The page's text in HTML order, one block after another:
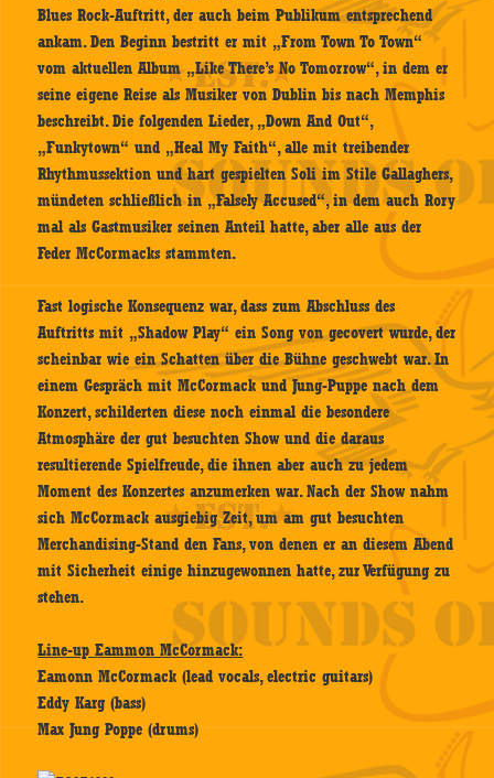
Blues Rock-Auftritt, der auch beim Publikum entsprechend
ankam. Den Beginn bestritt er mit „From Town To Town“
vom aktuellen Album „Like There’s No Tomorrow“, in dem er
seine eigene Reise als Musiker von Dublin bis nach Memphis
beschreibt. Die folgenden Lieder, „Down And Out“,
„Funkytown“ und „Heal My Faith“, alle mit treibender
Rhythmussektion und hart gespielten Soli im Stile Gallaghers,
mündeten schließlich in „Falsely Accused“, in dem auch Rory
mal als Gastmusiker seinen Anteil hatte, aber alle aus der
Feder McCormacks stammten.
Fast logische Konsequenz war, dass zum Abschluss des
Auftritts mit „Shadow Play“ ein Song von gecovert wurde, der
scheinbar wie ein Schatten über die Bühne geschwebt war. In
einem Gespräch mit McCormack und Jung-Puppe nach dem
Konzert, schilderten diese noch einmal die besondere
Atmosphäre der gut besuchten Show und die daraus
resultierende Spielfreude, die ihnen aber auch zu jedem
Moment des Konzertes anzumerken war. Nach der Show nahm
sich McCormack ausgiebig Zeit, um am gut besuchten
Merchandising-Stand den Fans, von denen er an diesem Abend
mit Sicherheit einige hinzugewonnen hatte, zur Verfügung zu
stehen.
Line-up Eammon McCormack:
Eamonn McCormack (lead vocals, electric guitars)
Eddy Karg (bass)
Max Jung Poppe (drums)